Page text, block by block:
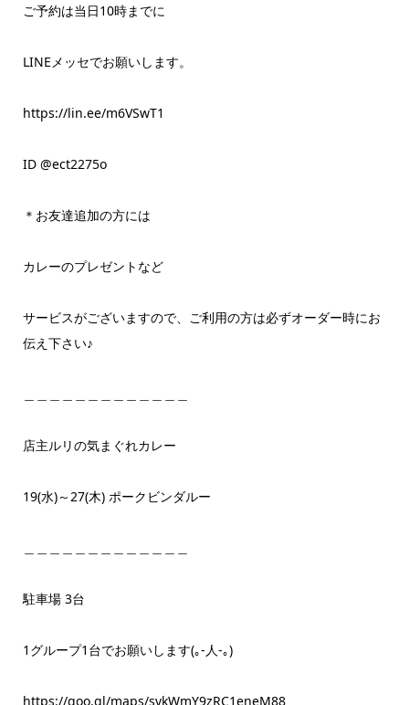
ご予約は当日10時までに
LINEメッセでお願いします。
https://lin.ee/m6VSwT1
ID @ect2275o
＊お友達追加の方には
カレーのプレゼントなど
サービスがございますので、ご利用の方は必ずオーダー時にお
伝え下さい♪
店主ルリの気まぐれカレー
19(水)～27(木) ポークビンダルー
駐車場 3台
1グループ1台でお願いします(｡-人-｡)
https://goo.gl/maps/svkWmY9zRC1eneM88